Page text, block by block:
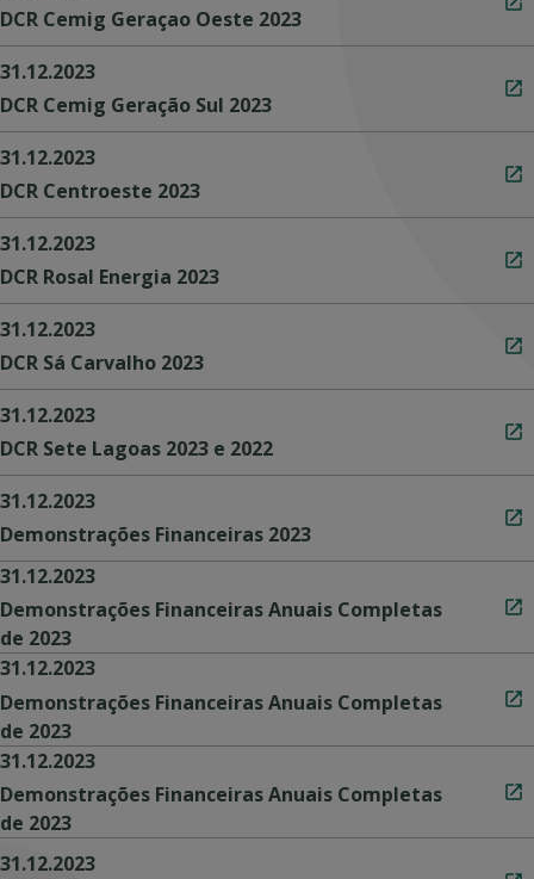
DCR Cemig Geraçao Oeste 2023
31.12.2023
DCR Cemig Geração Sul 2023
31.12.2023
DCR Centroeste 2023
31.12.2023
DCR Rosal Energia 2023
31.12.2023
DCR Sá Carvalho 2023
31.12.2023
DCR Sete Lagoas 2023 e 2022
31.12.2023
Demonstrações Financeiras 2023
31.12.2023
Demonstrações Financeiras Anuais Completas
de 2023
31.12.2023
Demonstrações Financeiras Anuais Completas
de 2023
31.12.2023
Demonstrações Financeiras Anuais Completas
de 2023
31.12.2023